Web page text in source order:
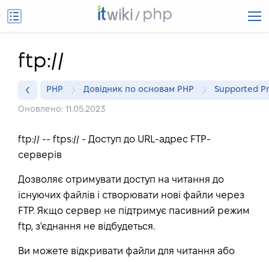
php
ftp://
PHP Довідник по основам PHP Supported
Оновлено: 11.05.2023
ftp:// -- ftps:// - Доступ до URL-адрес FTP-
серверів
Дозволяє отримувати доступ на читання до
існуючих файлів і створювати нові файли через
FTP. Якщо сервер не підтримує пасивний режим
ftp, з'єднання не відбудеться.
Ви можете відкривати файли для читання або